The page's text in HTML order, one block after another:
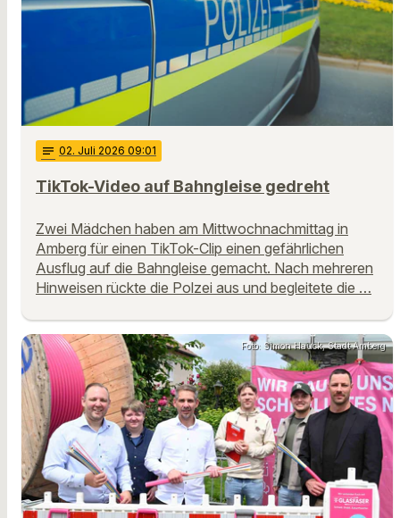
notes 02. Juli 2026 09:01
TikTok-Video auf Bahngleise gedreht
Zwei Mädchen haben am Mittwochnachmittag in
Amberg für einen TikTok-Clip einen gefährlichen
Ausflug auf die Bahngleise gemacht. Nach mehreren
Hinweisen rückte die Polzei aus und begleitete die …
Foto: Simon Hauck, Stadt Amberg